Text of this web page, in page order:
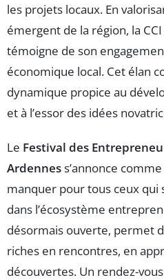
les projets locaux. En
émergent de la région, la
témoigne de son
économique local. Cet élan
dynamique propice au
et à l’essor des idées
Le Festival des
Ardenness’annonce
manquer pour tous ceux qui
dans l’écosystème
désormais ouverte, permet
riches en rencontres, en
découvertes. Un rendez-